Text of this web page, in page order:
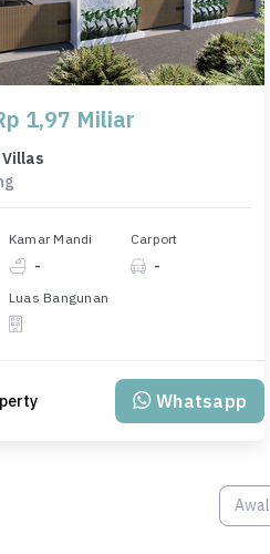
1,97 Miliar
Villas
Kamar Mandi
-
Carport
-
Luas Bangunan
Whatsapp
Awal